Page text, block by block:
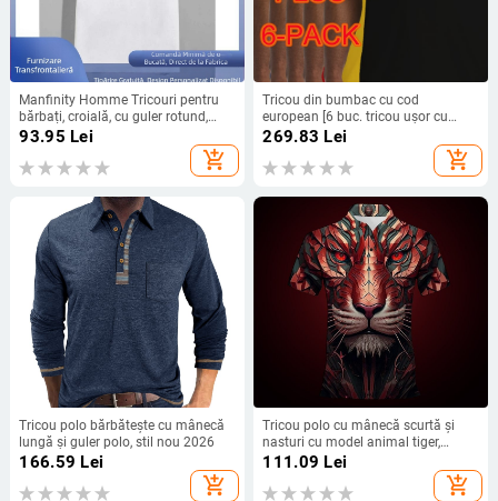
Manfinity Homme Tricouri pentru
bărbați, croială, cu guler rotund,
mânecă scurtă, grafică
93.95 Lei
add_shopping_cart
Tricou din bumbac cu cod
european [6 buc. tricou ușor cu
guler rotund] 6 buc. en-gros din
269.83 Lei
add_shopping_cart
Tricou polo bărbătește cu mânecă
lungă și guler polo, stil nou 2026
166.59 Lei
add_shopping_cart
Tricou polo cu mânecă scurtă și
nasturi cu model animal tiger,
vânzare directă din fabrică 3D,
aprovizionare stabilă
111.09 Lei
add_shopping_cart